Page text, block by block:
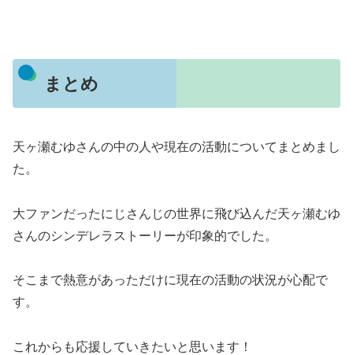
まとめ
天ヶ瀬むゆさんの中の人や現在の活動についてまとめまし
た。
大ファンだったにじさんじの世界に飛び込んだ天ヶ瀬むゆ
さんのシンデレラストーリーが印象的でした。
そこまで熱意があっただけに現在の活動の状況が心配で
す。
これからも応援していきたいと思います！